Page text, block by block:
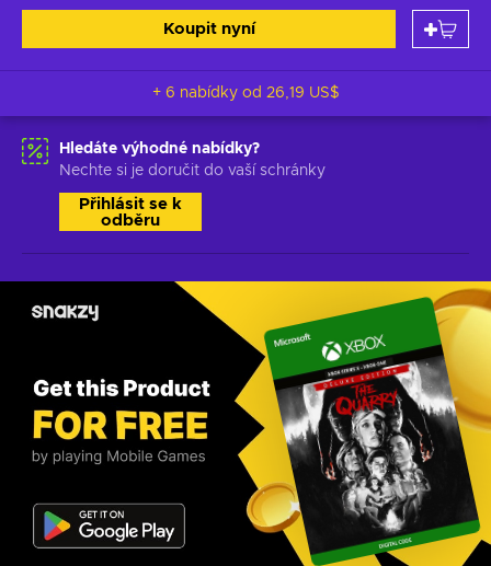
Koupit nyní
+ 6 nabídky od 26,19 US$
Hledáte výhodné nabídky?
Nechte si je doručit do vaší schránky
Přihlásit se k
odběru